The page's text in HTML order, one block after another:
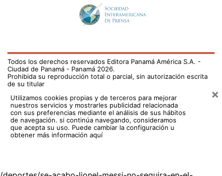
Todos los derechos reservados Editora Panamá América S.A. -
Ciudad de Panamá - Panamá 2026.
Prohibida su reproducción total o parcial, sin autorización escrita
de su titular
Utilizamos cookies propias y de terceros para mejorar
nuestros servicios y mostrarles publicidad relacionada
con sus preferencias mediante el análisis de sus hábitos
de navegación. si continúa navegando, consideramos
que acepta su uso. Puede cambiar la configuración u
obtener más información aquí
×